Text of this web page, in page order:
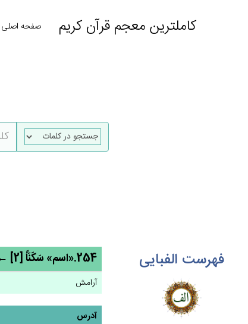
کاملترین معجم قرآن کریم صفحه اصلی
فهرست الفبایی 254.«اسم» سَكَنَاً [2] ← سکن
آرامش
آدرس